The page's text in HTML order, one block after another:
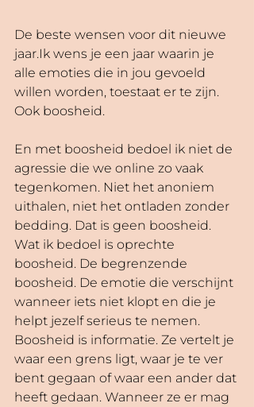
De beste wensen voor dit nieuwe
jaar.Ik wens je een jaar waarin je
alle emoties die in jou gevoeld
willen worden, toestaat er te zijn.
Ook boosheid.
En met boosheid bedoel ik niet de
agressie die we online zo vaak
tegenkomen. Niet het anoniem
uithalen, niet het ontladen zonder
bedding. Dat is geen boosheid.
Wat ik bedoel is oprechte
boosheid. De begrenzende
boosheid. De emotie die verschijnt
wanneer iets niet klopt en die je
helpt jezelf serieus te nemen.
Boosheid is informatie. Ze vertelt je
waar een grens ligt, waar je te ver
bent gegaan of waar een ander dat
heeft gedaan. Wanneer ze er mag